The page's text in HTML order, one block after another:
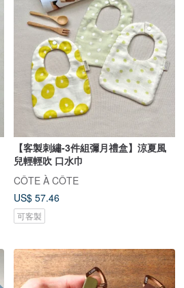
【客製刺繡-3件組彌月禮盒】涼夏風
兒輕輕吹 口水巾
CÔTE À CÔTE
US$ 57.46
可客製